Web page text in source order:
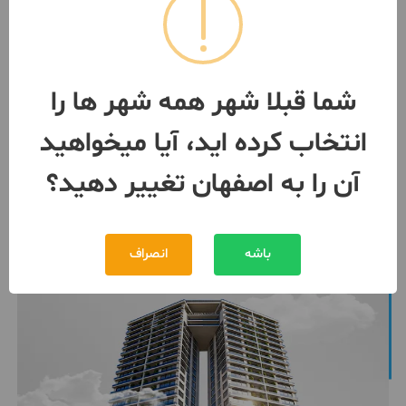
ساخت بر هشت بهشت شرقی
اصفهان
مبلغ
12,000,000,000 تومان
بیش از 12 ماه پیش 091311***30
شما قبلا شهر همه شهر ها را
انتخاب کرده اید، آیا میخواهید
آن را به اصفهان تغییر دهید؟
باشه انصراف